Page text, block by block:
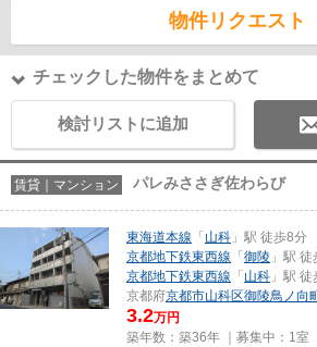
物件リクエスト
チェックした物件をまとめて
検討リストに追加
賃貸｜マンション パレみささぎ佐わらび
東海道本線 「 山科 」駅 徒歩8分
京都地下鉄東西線 「 御陵 」駅
京都地下鉄東西線 「 山科 」駅
京都府京都市山科区御陵鳥ノ向
3.2万円
築年数：築36年 ｜募集中： 1室